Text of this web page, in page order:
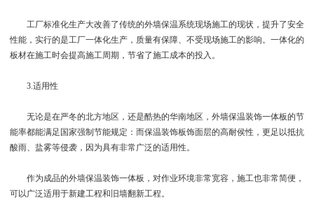
工厂标准化生产大改善了传统的外墙保温系统现场施工的现状，提升了安全
性能，实行的是工厂一体化生产，质量有保障、不受现场施工的影响。一体化的
板材在施工时会提高施工周期，节省了施工成本的投入。
3.适用性
无论是在严冬的北方地区，还是酷热的华南地区，外墙保温装饰一体板的节
能率都能满足国家强制节能规定：而保温装饰板饰面层的高耐侯性，更足以抵抗
酸雨、盐雾等侵袭，因为具有非常广泛的适用性。
作为成品的外墙保温装饰一体板，对作业环境非常宽容，施工也非常简便，
可以广泛适用于新建工程和旧墙翻新工程。